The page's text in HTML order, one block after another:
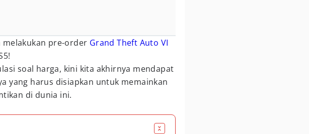
melakukan pre-order Grand Theft Auto VI
soal harga, kini kita akhirnya mendapat
yang harus disiapkan untuk memainkan
di dunia ini.